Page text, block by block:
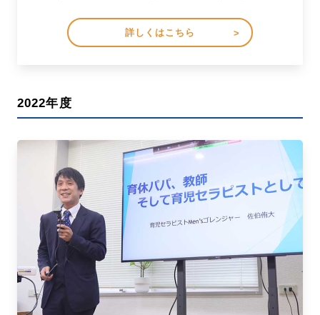
詳しくはこちら
2022年度